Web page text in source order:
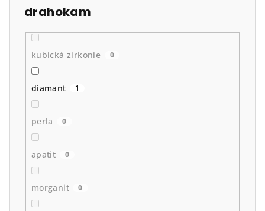
drahokam
kubická zirkonie 0
diamant 1
perla 0
apatit 0
morganit 0